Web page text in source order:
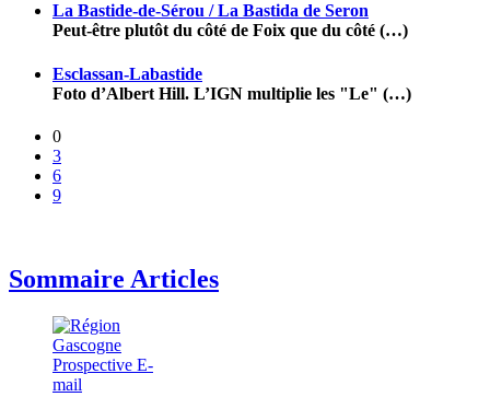
La Bastide-de-Sérou / La Bastida de Seron
Peut-être plutôt du côté de Foix que du côté (…)
Esclassan-Labastide
Foto d’Albert Hill. L’IGN multiplie les "Le" (…)
0
3
6
9
Sommaire Articles